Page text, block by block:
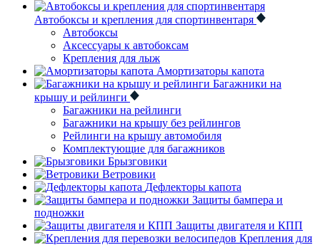
Автобоксы и крепления для спортинвентаря
Автобоксы
Аксессуары к автобоксам
Крепления для лыж
Амортизаторы капота
Багажники на
крышу и рейлинги
Багажники на рейлинги
Багажники на крышу без рейлингов
Рейлинги на крышу автомобиля
Комплектующие для багажников
Брызговики
Ветровики
Дефлекторы капота
Защиты бампера и
подножки
Защиты двигателя и КПП
Крепления для